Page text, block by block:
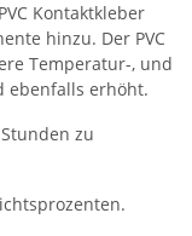
Kontaktkleber
hinzu. Der PVC
Temperatur-, und
ebenfalls erhöht.
zu